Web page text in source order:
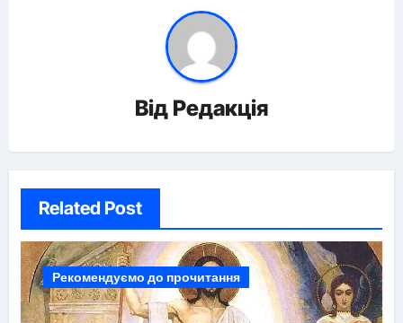
Від Редакція
Related Post
Рекомендуємо до прочитання